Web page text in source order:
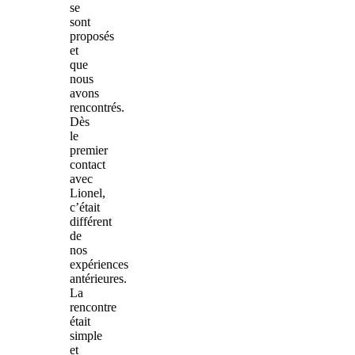
se
sont
proposés
et
que
nous
avons
rencontrés.
Dès
le
premier
contact
avec
Lionel,
c’était
différent
de
nos
expériences
antérieures.
La
rencontre
était
simple
et